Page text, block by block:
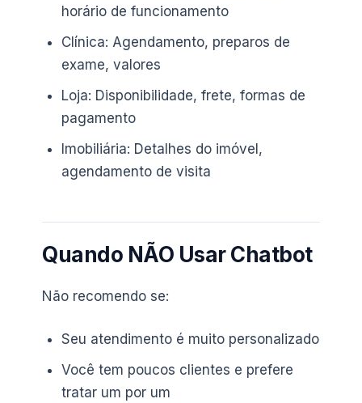
horário de funcionamento
Clínica: Agendamento, preparos de
exame, valores
Loja: Disponibilidade, frete, formas de
pagamento
Imobiliária: Detalhes do imóvel,
agendamento de visita
Quando NÃO Usar Chatbot
Não recomendo se:
Seu atendimento é muito personalizado
Você tem poucos clientes e prefere
tratar um por um